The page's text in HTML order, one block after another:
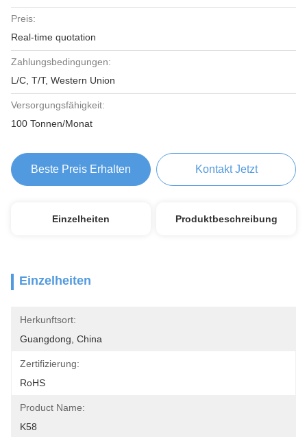
Preis:
Real-time quotation
Zahlungsbedingungen:
L/C, T/T, Western Union
Versorgungsfähigkeit:
100 Tonnen/Monat
Beste Preis Erhalten Kontakt Jetzt
Einzelheiten Produktbeschreibung
Einzelheiten
Herkunftsort:
Guangdong, China
Zertifizierung:
RoHS
Product Name:
K58